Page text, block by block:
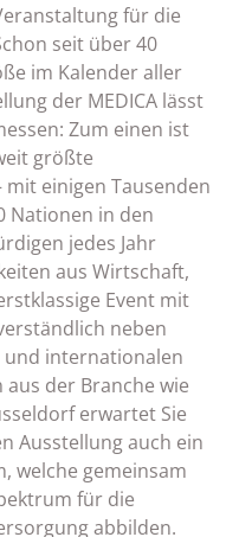
für die
seit über 40
im Kalender aller
der MEDICA lässt
Zum einen ist
größte
einigen Tausenden
Nationen in den
jedes Jahr
aus Wirtschaft,
Event mit
neben
internationalen
der Branche wie
erwartet Sie
Ausstellung auch ein
welche gemeinsam
für die
abbilden.